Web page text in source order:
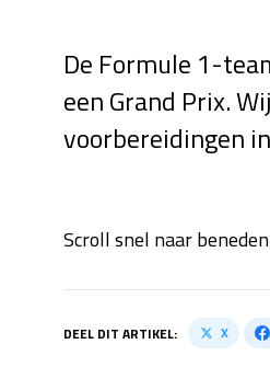
De Formule 1-
een Grand Prix.
voorbereidingen
Scroll snel naar
DEEL DIT ARTIKEL: X